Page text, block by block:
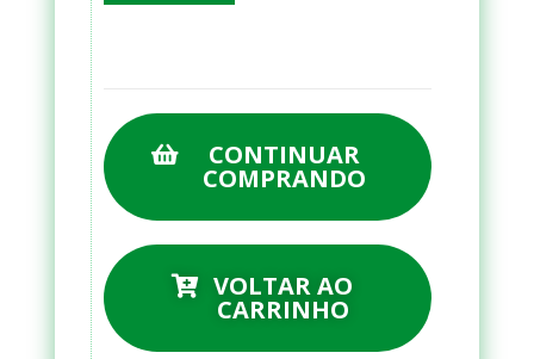
CONTINUAR
COMPRANDO
VOLTAR AO
CARRINHO